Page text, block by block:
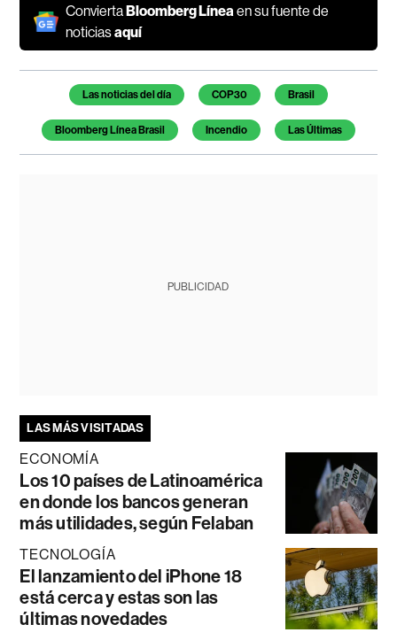
ConviertaBloomberg Línea en su fuente de
noticiasaquí
Temas de este artículo
Las noticias del día COP30 Brasil
Bloomberg Línea Brasil Incendio Las Últimas
PUBLICIDAD
LAS MÁS VISITADAS
ECONOMÍA
Los 10 países de Latinoamérica
en donde los bancos generan
más utilidades, según Felaban
TECNOLOGÍA
El lanzamiento del iPhone 18
está cerca y estas son las
últimas novedades